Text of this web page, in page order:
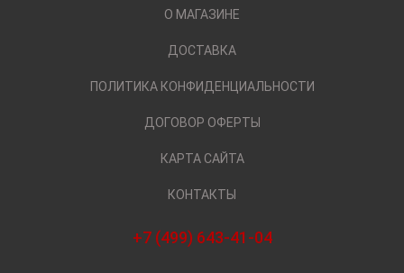
О МАГАЗИНЕ
ДОСТАВКА
ПОЛИТИКА КОНФИДЕНЦИАЛЬНОСТИ
ДОГОВОР ОФЕРТЫ
КАРТА САЙТА
КОНТАКТЫ
+7 (499) 643-41-04